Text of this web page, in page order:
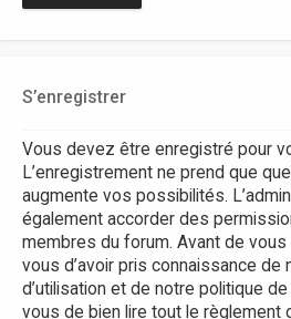
S’enregistrer
Vous devez être enregistré pour
L’enregistrement ne prend que
augmente vos possibilités.
également accorder des
membres du forum. Avant de
vous d’avoir pris connaissance de
d’utilisation et de notre politique
vous de bien lire tout le règlement